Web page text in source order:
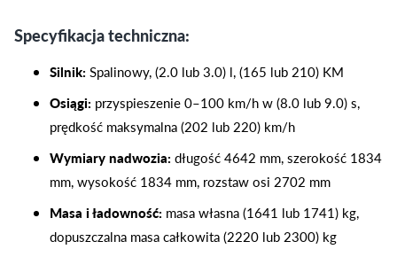
Specyfikacja techniczna:
Silnik: Spalinowy, (2.0 lub 3.0) l, (165 lub 210) KM
Osiągi: przyspieszenie 0–100 km/h w (8.0 lub 9.0) s,
prędkość maksymalna (202 lub 220) km/h
Wymiary nadwozia: długość 4642 mm, szerokość 1834
mm, wysokość 1834 mm, rozstaw osi 2702 mm
Masa i ładowność: masa własna (1641 lub 1741) kg,
dopuszczalna masa całkowita (2220 lub 2300) kg